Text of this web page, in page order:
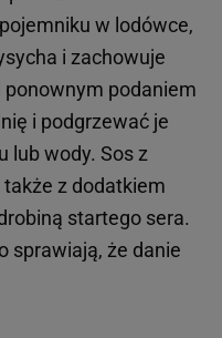
w lodówce,
i zachowuje
podaniem
i podgrzewać je
lub wody. Sos z
także z dodatkiem
startego sera.
sprawiają, że danie